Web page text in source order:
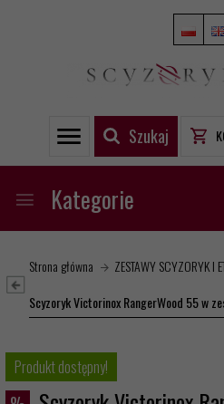
Szukaj
Kategorie
Strona główna
ZESTAWY SCYZORYK I
Scyzoryk Victorinox RangerWood 55 w
Produkt dostępny!